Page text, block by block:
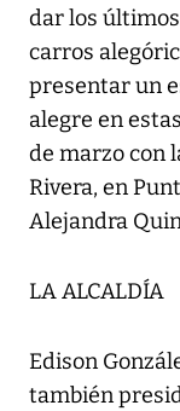
dar los
carros
presentar un
alegre en
de marzo con
Rivera, en
Alejandra
LA ALCALDÍA
Edison
también